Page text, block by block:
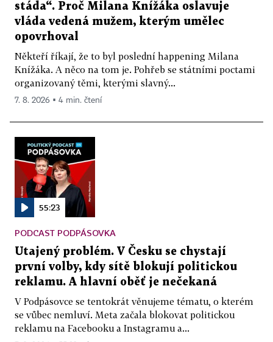
stáda“. Proč Milana Knížáka oslavuje
vláda vedená mužem, kterým umělec
opovrhoval
Někteří říkají, že to byl poslední happening Milana
Knížáka. A něco na tom je. Pohřeb se státními poctami
organizovaný těmi, kterými slavný...
7. 8. 2026 ▪ 4 min. čtení
55:23
PODCAST PODPÁSOVKA
Utajený problém. V Česku se chystají
první volby, kdy sítě blokují politickou
reklamu. A hlavní oběť je nečekaná
V Podpásovce se tentokrát věnujeme tématu, o kterém
se vůbec nemluví. Meta začala blokovat politickou
reklamu na Facebooku a Instagramu a...